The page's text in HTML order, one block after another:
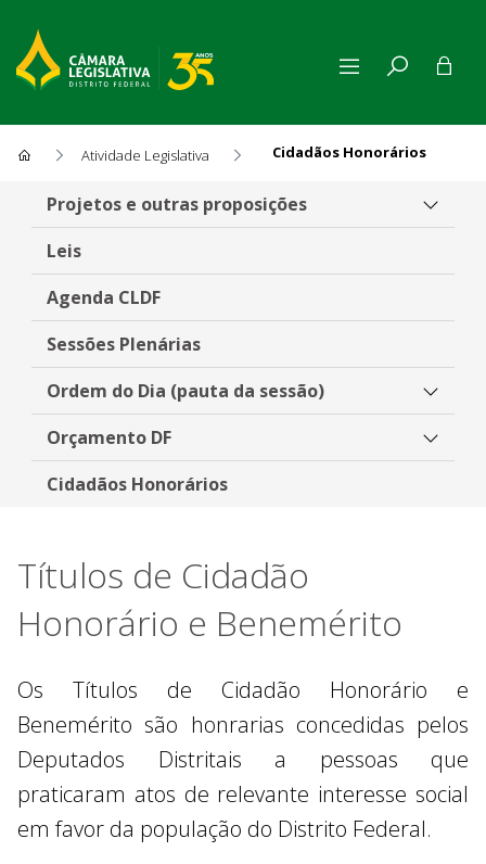
Atividade Legislativa Cidadãos Honorários
Cidadãos Honorários
Projetos e outras proposições
Leis
Agenda CLDF
Sessões Plenárias
Ordem do Dia (pauta da sessão)
Orçamento DF
Cidadãos Honorários
Títulos de Cidadão
Honorário e Benemérito
Os Títulos de Cidadão Honorário e
Benemérito são honrarias concedidas pelos
Deputados Distritais a pessoas que
praticaram atos de relevante interesse social
em favor da população do Distrito Federal.